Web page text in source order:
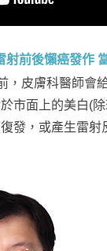
前後懶癌發作
，皮膚科醫師會
市面上的美白(
發，或產生雷射